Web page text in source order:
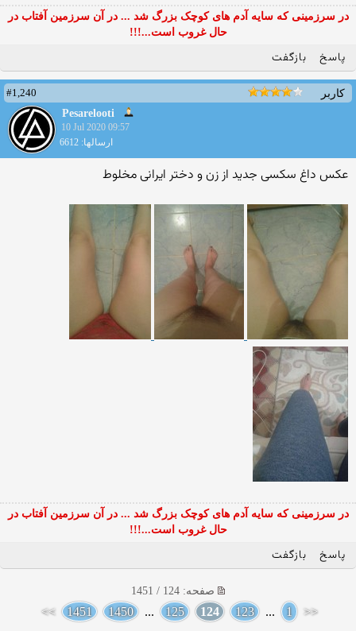
در سرزمینی که سایه آدم های کوچک بزرگ شد ... در آن سرزمین آفتاب در
حال غروب است...!!!
پاسخ بازگفت
کاربر
#1,240
Pesarelooti
10 Jul 2020 09:57
ارسالها: 6612
عکس داغ سکسی جدید از زن و دختر ایرانی مخلوط
در سرزمینی که سایه آدم های کوچک بزرگ شد ... در آن سرزمین آفتاب در
حال غروب است...!!!
پاسخ بازگفت
صفحه: 124 / 1451
<<
1
...
123
124
125
...
1450
1451
>>